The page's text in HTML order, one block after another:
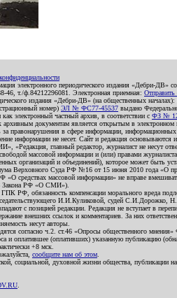
электронного периодического издания «Дебри-
46, т./ф.84212296081. Электронная приемная:
издания «Дебри-ДВ» (на
номер) ЭЛ № ФС77-45537 выдано
электронный частный архив, в соответствии с ФЗ №
документам является открытым в электронном
за правонарушения в сфере информации,
информации не несет. Сайт и редакция
«Редакция, главный редактор, журналист не несут
массовой информации и (или) правами
организаций и объединений), которое может быть
Верховного Суда РФ №16 от 15 июня 2010 года «О
«О средствах массовой информации» не вправе
Закона РФ «О СМИ»).
РФ, обязанность компенсации морального вреда
И.И.Куликовой, судей С.И.Дорожко,
с позицией редакции. Редакция не вступает в
внешних ссылок и комментариев. За них
несут авторы.
согласно ч.2. ст.46 «Опросы общественного
и оплатившее (оплативших) указанную публикацию
+8 мск.
сообщите нам об этом
социальной, духовной жизни общества,